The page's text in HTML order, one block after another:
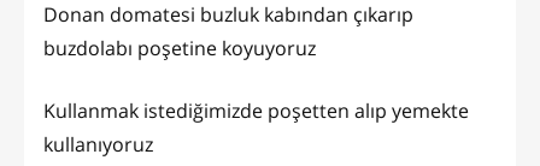
Donan domatesi buzluk kabından çıkarıp
buzdolabı poşetine koyuyoruz
Kullanmak istediğimizde poşetten alıp yemekte
kullanıyoruz